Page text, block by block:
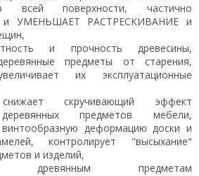
всей поверхности, частично
и УМЕНЬШАЕТ РАСТРЕСКИВАНИЕ и
и прочность древесины,
предметы от старения,
их эксплуатационные
скручивающий эффект
предметов мебели,
деформацию доски и
контролирует "высыхание"
и изделий,
древянным предметам